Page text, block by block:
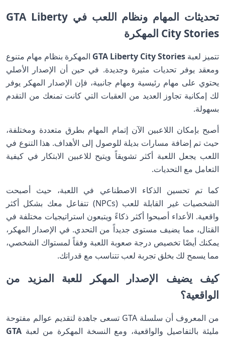
تحديثات المهام ونظام اللعب في GTA Liberty
City Stories المهكرة
تتميز لعبة GTA Liberty City Stories المهكرة بنظام مهام متنوع
ومعقد يوفر تحديات مثيرة وجديدة. في حين أن الإصدار الأصلي
يحتوي على مهام رئيسية ومهام جانبية، فإن الإصدار المهكر يوفر
لك إمكانية تجاوز العديد من العقبات التي كانت تمنعك من التقدم
بسهولة.
أصبح بإمكان اللاعبين الآن إتمام المهام بطرق متعددة ومختلفة،
حيث تم إضافة مسارات بديلة للوصول إلى الأهداف. هذا التنوع في
اللعب يجعل اللعبة أكثر تشويقاً ويتيح للاعبين الابتكار في كيفية
التعامل مع التحديات.
كما تم تحسين الذكاء الاصطناعي في اللعبة، حيث أصبحت
الشخصيات غير القابلة للعب (NPCs) تتفاعل معك بشكل أكثر
واقعية. الأعداء أصبحوا أكثر ذكاءً ويتبعون استراتيجيات مختلفة في
القتال، مما يضيف مستوى جديداً من التحدي. في الإصدار المهكر،
يمكنك أيضًا تخصيص درجة صعوبة اللعبة وفقاً لمستواك الشخصي،
مما يسمح لك بخلق تجربة لعب تتناسب مع قدراتك.
كيف يضيف الإصدار المهكر للعبة المزيد من
الواقعية؟
من المعروف أن سلسلة GTA تسعى جاهدة لتقديم عوالم مفتوحة
مليئة بالتفاصيل والواقعية، ومع النسخة المهكرة من لعبة GTA